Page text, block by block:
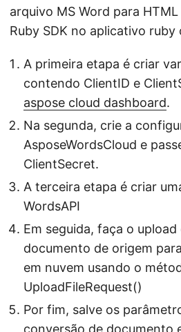
arquivo MS Word para
Ruby SDK no aplicativo ruby
A primeira etapa é criar
contendo ClientID e
aspose cloud dashboard.
Na segunda, crie a
AsposeWordsCloud e
ClientSecret.
A terceira etapa é criar
WordsAPI
Em seguida, faça o
documento de origem
em nuvem usando o
UploadFileRequest()
Por fim, salve os
conversão de documento